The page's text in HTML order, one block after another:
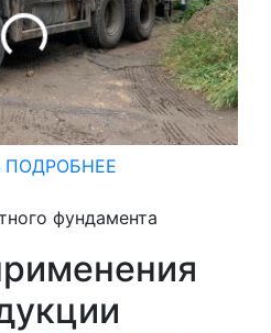
ПОДРОБНЕЕ
фундамента